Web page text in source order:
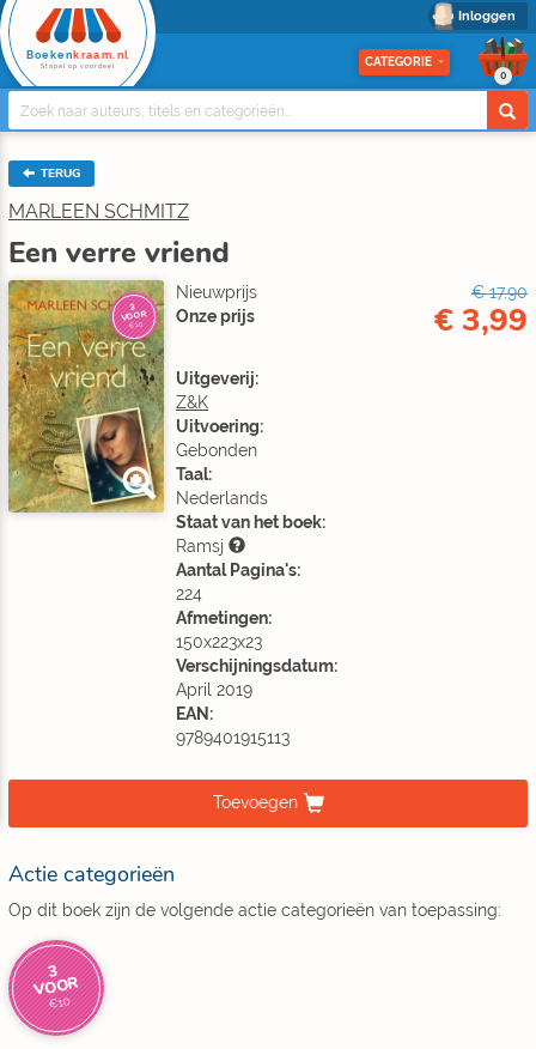
Inloggen
Boeken kraam.nl
Stapel op voordeel CATEGORIE
0
TERUG
MARLEEN SCHMITZ
Een verre vriend
3
VOOR
€10
Nieuwprijs
€ 17,90
Onze prijs
€ 3,99
Uitgeverij:
Z&K
Uitvoering:
Gebonden
Taal:
Nederlands
Staat van het boek:
Ramsj
Aantal Pagina's:
224
Afmetingen:
150x223x23
Verschijningsdatum:
April 2019
EAN:
9789401915113
Toevoegen
Actie categorieën
Op dit boek zijn de volgende actie categorieën van toepassing:
3
VOOR
€10